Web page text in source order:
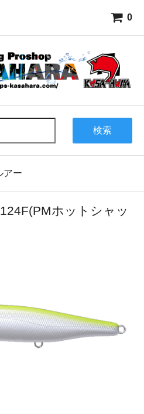
0
検索
アー
ホットシャッ